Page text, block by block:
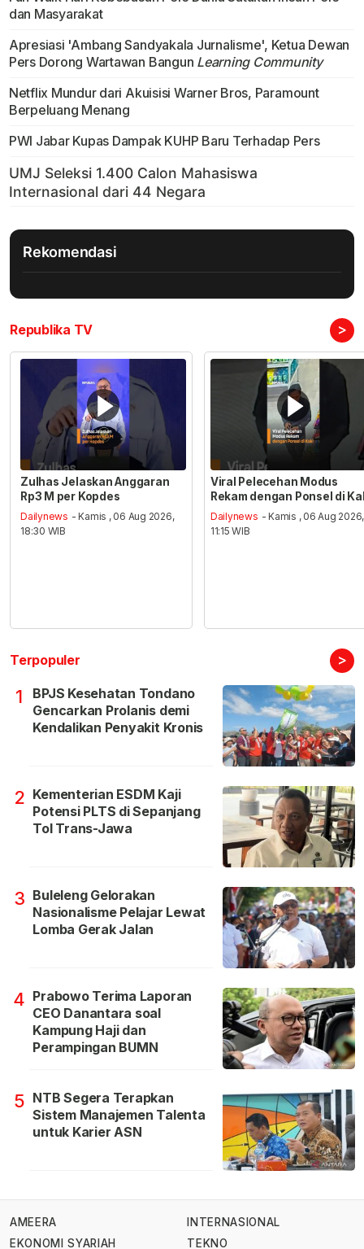
dan Masyarakat
Apresiasi 'Ambang Sandyakala Jurnalisme', Ketua Dewan
Pers Dorong Wartawan Bangun Learning Community
Netflix Mundur dari Akuisisi Warner Bros, Paramount
Berpeluang Menang
PWI Jabar Kupas Dampak KUHP Baru Terhadap Pers
Rekomendasi
Republika TV >
Zulhas Jelaskan Anggaran
Rp3 M per Kopdes
Dailynews - Kamis , 06 Aug 2026,
18:30 WIB
Viral Pelecehan Modus
Rekam dengan Ponsel di
Dailynews - Kamis , 06 Aug 2026,
11:15 WIB
Terpopuler >
1
BPJS Kesehatan Tondano
Gencarkan Prolanis demi
Kendalikan Penyakit Kronis
2 Kementerian ESDM Kaji
Potensi PLTS di Sepanjang
Tol Trans-Jawa
3 Buleleng Gelorakan
Nasionalisme Pelajar Lewat
Lomba Gerak Jalan
4 Prabowo Terima Laporan
CEO Danantara soal
Kampung Haji dan
Perampingan BUMN
5 NTB Segera Terapkan
Sistem Manajemen Talenta
untuk Karier ASN
AMEERA
EKONOMI SYARIAH
INTERNASIONAL
TEKNO